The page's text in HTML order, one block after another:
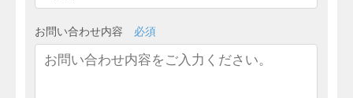
お問い合わせ内容 必須